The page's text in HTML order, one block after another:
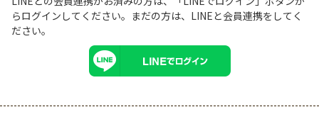
らログインしてください。まだの方は、 LINEと会員連携をしてく
ださい。